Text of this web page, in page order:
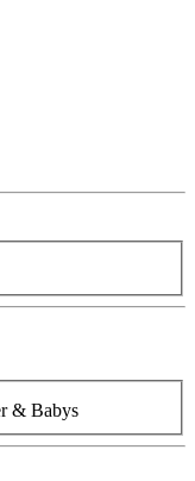
& Babys